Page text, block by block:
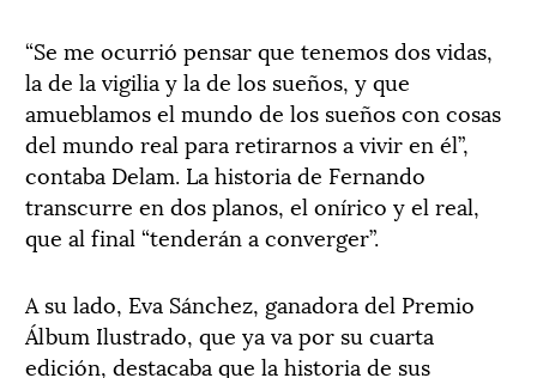
“Se me ocurrió pensar que tenemos dos vidas,
la de la vigilia y la de los sueños, y que
amueblamos el mundo de los sueños con cosas
del mundo real para retirarnos a vivir en él”,
contaba Delam. La historia de Fernando
transcurre en dos planos, el onírico y el real,
que al final “tenderán a converger”.
A su lado, Eva Sánchez, ganadora del Premio
Álbum Ilustrado, que ya va por su cuarta
edición, destacaba que la historia de sus